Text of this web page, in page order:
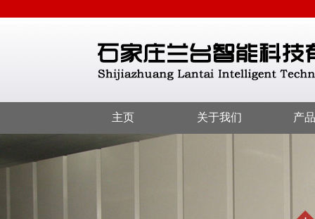
主页 关于我们 产